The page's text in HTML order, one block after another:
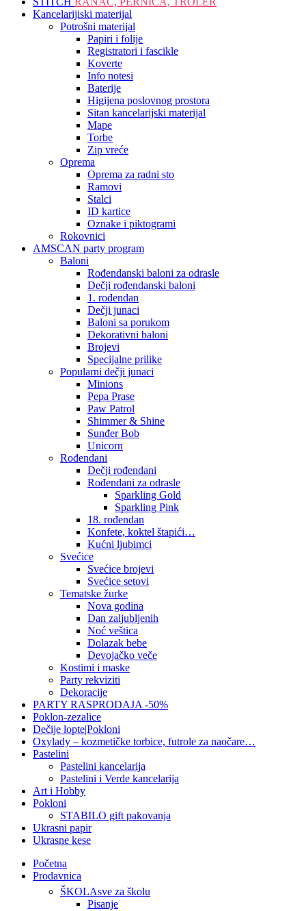
Kancelarijiski materijal
Potrošni materijal
Papiri i folije
Registratori i fascikle
Koverte
Info notesi
Baterije
Higijena poslovnog prostora
Sitan kancelarijski materijal
Mape
Torbe
Zip vreće
Oprema
Oprema za radni sto
Ramovi
Stalci
ID kartice
Oznake i piktogrami
Rokovnici
AMSCAN party program
Baloni
Rođendanski baloni za odrasle
Dečji rođendanski baloni
1. rođendan
Dečji junaci
Baloni sa porukom
Dekorativni baloni
Brojevi
Specijalne prilike
Popularni dečji junaci
Minions
Pepa Prase
Paw Patrol
Shimmer & Shine
Sunđer Bob
Unicorn
Rođendani
Dečji rođendani
Rođendani za odrasle
Sparkling Gold
Sparkling Pink
18. rođendan
Konfete, koktel štapići…
Kućni ljubimci
Svećice
Svećice brojevi
Svećice setovi
Tematske žurke
Nova godina
Dan zaljubljenih
Noć veštica
Dolazak bebe
Devojačko veče
Kostimi i maske
Party rekviziti
Dekoracije
PARTY RASPRODAJA -50%
Poklon-zezalice
Dečije lopte|Pokloni
Oxylady – kozmetičke torbice, futrole za naočare…
Pastelini
Pastelini kancelarija
Pastelini i Verde kancelarija
Art i Hobby
Pokloni
STABILO gift pakovanja
Ukrasni papir
Ukrasne kese
Početna
Prodavnica
ŠKOLAsve za školu
Pisanje